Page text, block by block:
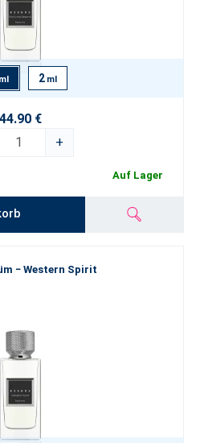
ml 2 ml
44.90 €
+
Auf Lager
− Western Spirit